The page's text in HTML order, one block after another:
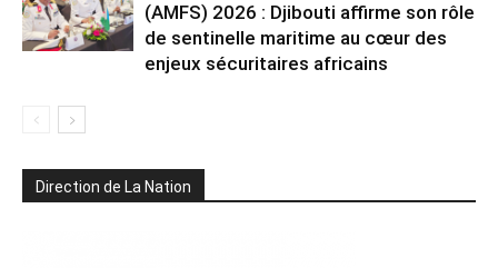
(AMFS) 2026 : Djibouti affirme son rôle
de sentinelle maritime au cœur des
enjeux sécuritaires africains
Direction de La Nation